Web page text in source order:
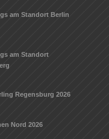
am Standort Berlin
am Standort
Regensburg 2026
Nord 2026